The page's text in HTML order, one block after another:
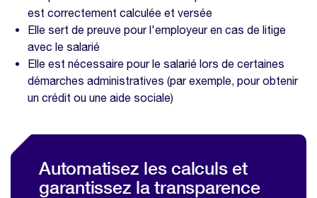
Comment adapter la fiche de paie aux
spécificités de l'entreprise ?
Quelles sont les erreurs à éviter ?
Comment archiver les fiches de paie
conformément aux exigences légales ?
FAQ : créer une fiche de paie aux normes
est correctement calculée et versée
Elle sert de preuve pour l'employeur en cas de litige
avec le salarié
Elle est nécessaire pour le salarié lors de certaines
démarches administratives (par exemple, pour obtenir
un crédit ou une aide sociale)
Automatisez les calculs et
garantissez la transparence